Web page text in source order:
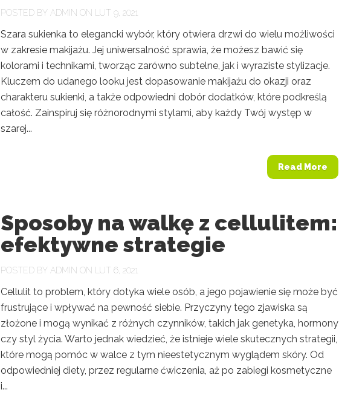
POSTED BY ADMIN ON LUT 9, 2021
Szara sukienka to elegancki wybór, który otwiera drzwi do wielu możliwości
w zakresie makijażu. Jej uniwersalność sprawia, że możesz bawić się
kolorami i technikami, tworząc zarówno subtelne, jak i wyraziste stylizacje.
Kluczem do udanego looku jest dopasowanie makijażu do okazji oraz
charakteru sukienki, a także odpowiedni dobór dodatków, które podkreślą
całość. Zainspiruj się różnorodnymi stylami, aby każdy Twój występ w
szarej...
Read More
Sposoby na walkę z cellulitem:
efektywne strategie
POSTED BY ADMIN ON LUT 6, 2021
Cellulit to problem, który dotyka wiele osób, a jego pojawienie się może być
frustrujące i wpływać na pewność siebie. Przyczyny tego zjawiska są
złożone i mogą wynikać z różnych czynników, takich jak genetyka, hormony
czy styl życia. Warto jednak wiedzieć, że istnieje wiele skutecznych strategii,
które mogą pomóc w walce z tym nieestetycznym wyglądem skóry. Od
odpowiedniej diety, przez regularne ćwiczenia, aż po zabiegi kosmetyczne
i...